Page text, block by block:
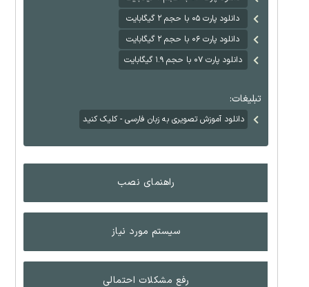
دانلود پارت ۰۵ با حجم ۲ گیگابایت
دانلود پارت ۰۶ با حجم ۲ گیگابایت
دانلود پارت ۰۷ با حجم ۱.۹ گیگابایت
تبلیغات:
دانلود آموزش تصویری به زبان فارسی - کلیک کنید
راهنمای نصب
سیستم مورد نیاز
رفع مشکلات احتمالی